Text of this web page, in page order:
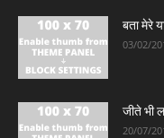
बता मेरे
03/02/
जीते भी
20/07/